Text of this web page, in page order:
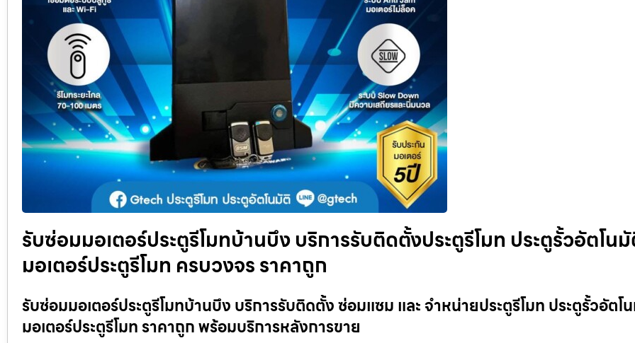
รับซ่อมมอเตอร์ประตูรีโมทบ้านบึง บริการรับติดตั้งประตูรีโมท ประตูรั้วอัตโน
มอเตอร์ประตูรีโมท ครบวงจร ราคาถูก
รับซ่อมมอเตอร์ประตูรีโมทบ้านบึง บริการรับติดตั้ง ซ่อมแซม และ จำหน่ายประตูรีโมท ประตูรั้วอัตโ
มอเตอร์ประตูรีโมท ราคาถูก พร้อมบริการหลังการขาย